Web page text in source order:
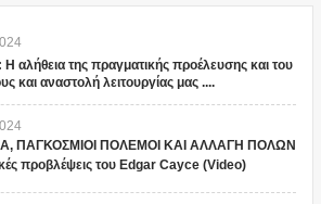
αλήθεια της πραγματικής προέλευσης και του
και αναστολή λειτουργίας μας ....
ΠΑΓΚΟΣΜΙΟΙ ΠΟΛΕΜΟΙ ΚΑΙ ΑΛΛΑΓΗ ΠΟΛΩΝ
προβλέψεις του Edgar Cayce (Video)